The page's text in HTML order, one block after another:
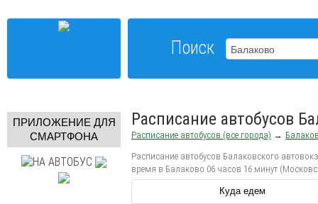
Поиск
ПРИЛОЖЕНИЕ ДЛЯ
СМАРТФОНА
Расписание автобусов
Расписание автобусов (все города) →
Расписание автобусов Балаковского
время в Балаково 06 часов 16 минут
Куда едем